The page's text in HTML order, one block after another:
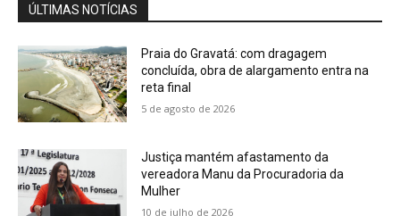
ÚLTIMAS NOTÍCIAS
Praia do Gravatá: com dragagem
concluída, obra de alargamento entra na
reta final
5 de agosto de 2026
Justiça mantém afastamento da
vereadora Manu da Procuradoria da
Mulher
10 de julho de 2026